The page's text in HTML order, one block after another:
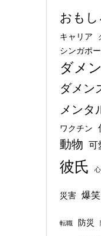
おもし
キャリア
シンガポ
ダメ
ダメン
メンタ
ワクチン
動物 可
彼氏 心
災害 爆笑
転職 防災